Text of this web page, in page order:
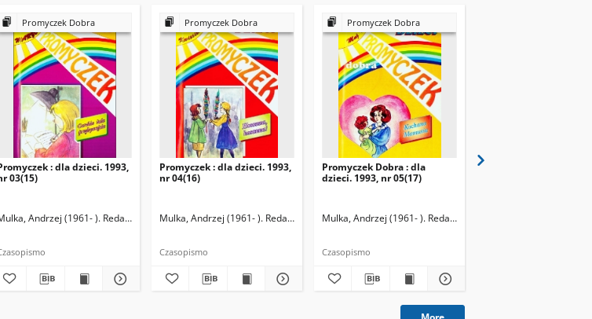
Promyczek Dobra
: dla dzieci. 1993,
03(15)
Andrzej (1961- ). Redaktor naczelny
Promyczek Dobra
Promyczek : dla dzieci. 1993,
nr 04(16)
Mulka, Andrzej (1961- ). Redaktor naczelny
Czasopismo
Promyczek Dobra
Promyczek Dobra : dla
dzieci. 1993, nr 05(17)
Mulka, Andrzej (1961- ). Redaktor naczelny
Czasopismo